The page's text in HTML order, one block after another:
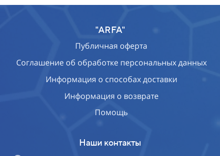
"ARFA"
Публичная оферта
Соглашение об обработке персональных данных
Информация о способах доставки
Информация о возврате
Помощь
Наши контакты